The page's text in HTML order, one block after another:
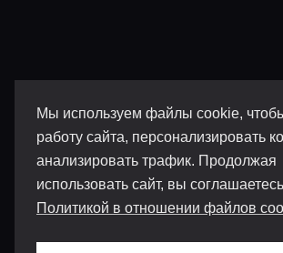
Мы используем файлы cookie,
работу сайта, персонализировать
анализировать трафик. Продолжая
использовать сайт, вы
Политикой в отношении файлов